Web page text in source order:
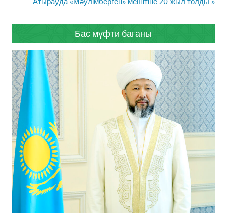
Post:
Бас мүфти бағаны